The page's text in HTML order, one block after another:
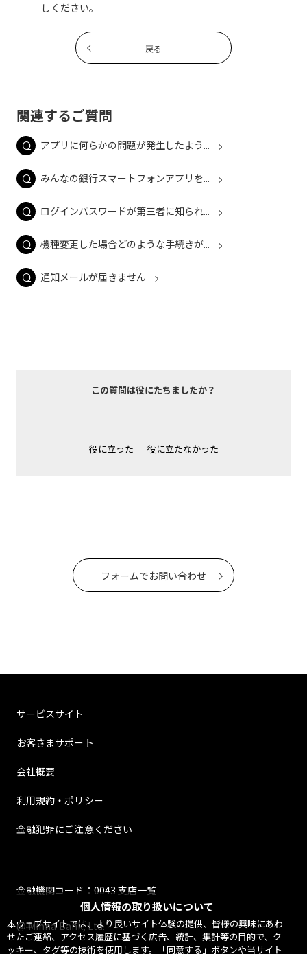
個人情報の取り扱いについて
本ウェブサイトでは、より良いサイト体験の提供、皆様の興味にあわ
せたご連絡、アクセス履歴に基づく広告、統計、集計等の目的で、ク
ッキー、タグ等の技術を使用します。「同意する」ボタンや当サイト
しください。
戻る
関連するご質問
アプリに何らかの問題が発生したよう...
みんなの銀行スマートフォンアプリを...
ログインパスワードが第三者に知られ...
機種変更した場合どのような手続きが...
通知メールが届きません
この質問は役にたちましたか？
役に立った 役に立たなかった
フォームでお問い合わせ
サービスサイト
お客さまサポート
会社概要
利用規約・ポリシー
金融犯罪にご注意ください
金融機関コード：0043 支店一覧
@ Minna Bank, Ltd.